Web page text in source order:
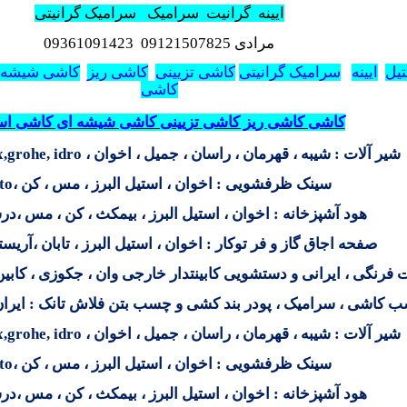
ایینه گرانیت سرامیک
سرامیک گرانیتی
مرادی 09121507825
09361091423
ایینه سرامیک گرانیتی کاشی تزیینی کاشی ریز
کاشی
کاشی
کاشی کاشی ریز کاشی تزیینی کاشی شیشه ای کاشی
شیر آلات : شیبه ، قهرمان ، راسان ، جمیل ، اخوان ، idro
سینک ظرفشویی : اخوان ، استیل البرز ، مس ، کن ،
هود آشپزخانه : اخوان ، استیل البرز ، بیمکث ، کن ، مس
صفحه اجاق گاز و فر توکار : اخوان ، استیل البرز ، تابان
فرنگی ، ایرانی و دستشویی کابینتدار خارجی وان ، جکوزی ،
کاشی ، سرامیک ، پودر بند کشی و چسب بتن فلاش تانک :
شیر آلات : شیبه ، قهرمان ، راسان ، جمیل ، اخوان ، idro
سینک ظرفشویی : اخوان ، استیل البرز ، مس ، کن ،
هود آشپزخانه : اخوان ، استیل البرز ، بیمکث ، کن ، مس